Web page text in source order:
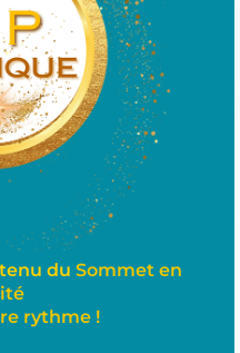
du Sommet en
rythme !